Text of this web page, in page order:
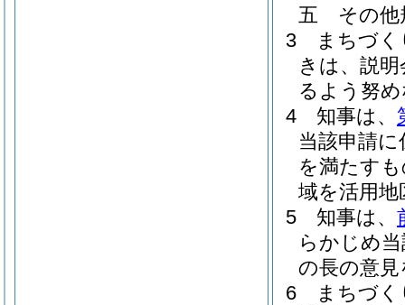
五
その
3
まちづ
きは、説
るよう努
4
知事は、
当該申請
を満たす
域を活用
5
知事は、
らかじめ
の長の意
6
まちづ